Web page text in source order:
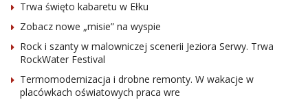
Trwa święto kabaretu w Ełku
Zobacz nowe „misie” na wyspie
Rock i szanty w malowniczej scenerii Jeziora Serwy. Trwa
RockWater Festival
Termomodernizacja i drobne remonty. W wakacje w
placówkach oświatowych praca wre